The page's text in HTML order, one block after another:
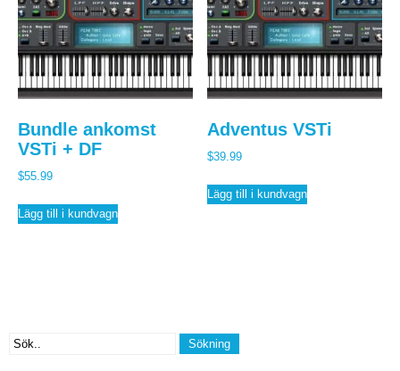
Bundle ankomst
VSTi + DF
$55.99
Lägg till i kundvagn
Adventus VSTi
$39.99
Lägg till i kundvagn